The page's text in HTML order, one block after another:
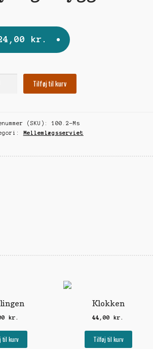
kr.
Tilføj til kurv
(SKU):100.2-Ms
Mellemlægsserviet
kr.
til kurv
Klokken
44,00kr.
Tilføj til kurv